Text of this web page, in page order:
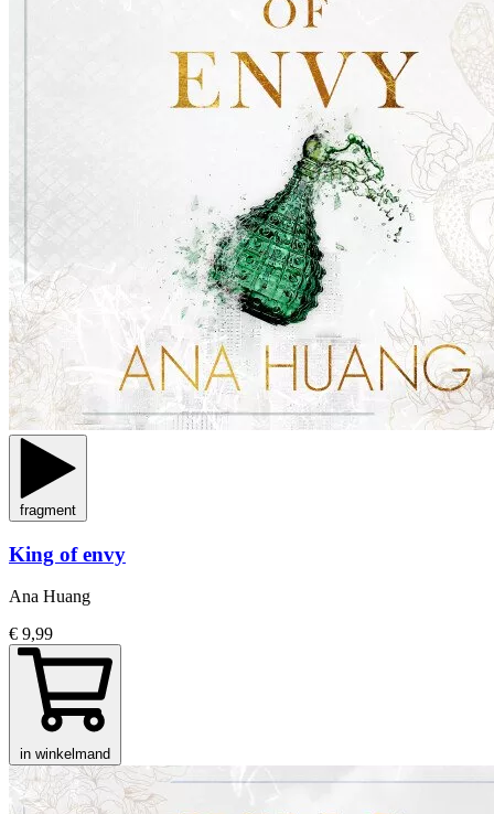
fragment
King of envy
Ana Huang
€ 9,99
in winkelmand